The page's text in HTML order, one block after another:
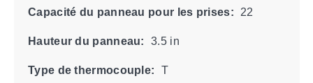
Capacité du panneau pour les prises: 22
Hauteur du panneau: 3.5 in
Type de thermocouple: T